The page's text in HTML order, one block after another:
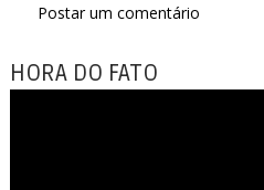
Postar um comentário
HORA DO FATO